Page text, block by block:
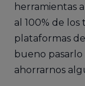
herramientas
al 100% de
plataformas
bueno
ahorrarnos